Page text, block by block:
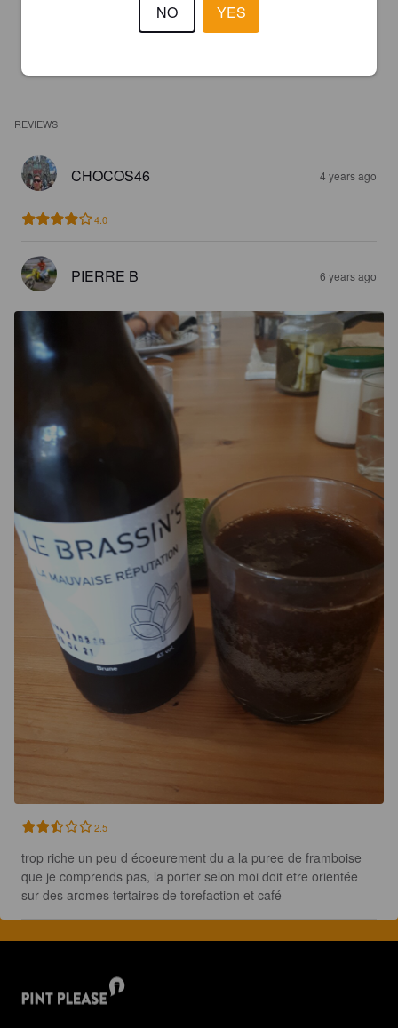
REVIEWS
CHOCOS46 4 years ago
4.0
PIERRE B 6 years ago
2.5
trop riche un peu d écoeurement du a la puree de framboise
que je comprends pas, la porter selon moi doit etre orientée
sur des aromes tertaires de torefaction et café
NO YES